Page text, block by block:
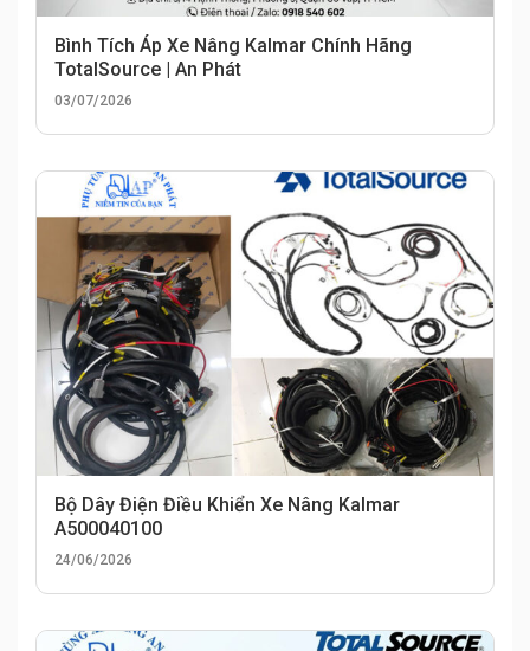
Bình Tích Áp Xe Nâng Kalmar Chính Hãng
TotalSource | An Phát
03/07/2026
Bộ Dây Điện Điều Khiển Xe Nâng Kalmar
A500040100
24/06/2026